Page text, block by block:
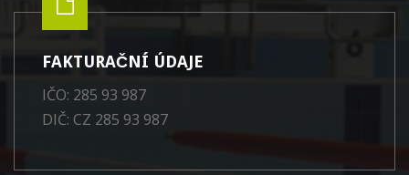
FAKTURAČNÍ ÚDAJE
IČO: 285 93 987
DIČ: CZ 285 93 987